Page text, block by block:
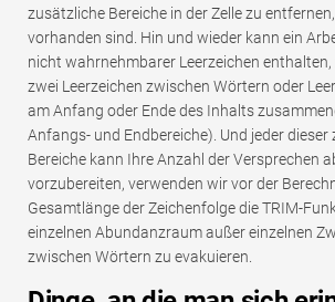
zusätzliche Bereiche in der Zelle zu
vorhanden sind. Hin und wieder kann ein
nicht wahrnehmbarer Leerzeichen enthalten,
zwei Leerzeichen zwischen Wörtern oder
am Anfang oder Ende des Inhalts
Anfangs- und Endbereiche). Und jeder dieser
Bereiche kann Ihre Anzahl der Versprechen
vorzubereiten, verwenden wir vor der
Gesamtlänge der Zeichenfolge die TRIM-
einzelnen Abundanzraum außer einzelnen
zwischen Wörtern zu evakuieren.